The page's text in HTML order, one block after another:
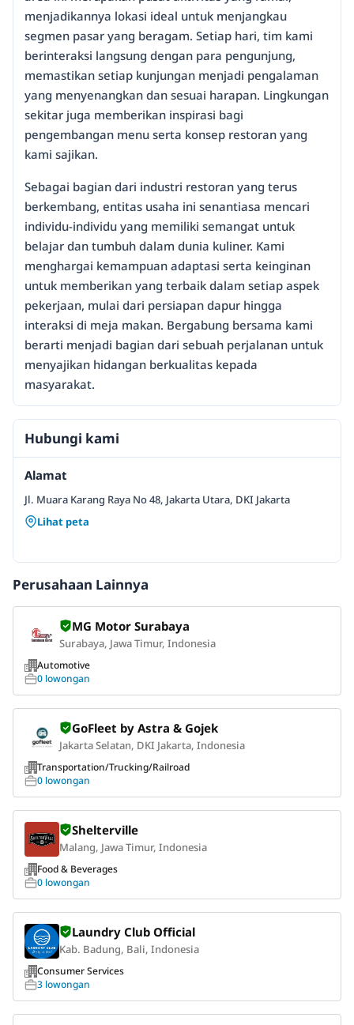
menjadikannya lokasi ideal untuk menjangkau
segmen pasar yang beragam. Setiap hari, tim kami
berinteraksi langsung dengan para pengunjung,
memastikan setiap kunjungan menjadi pengalaman
yang menyenangkan dan sesuai harapan. Lingkungan
sekitar juga memberikan inspirasi bagi
pengembangan menu serta konsep restoran yang
kami sajikan.
Sebagai bagian dari industri restoran yang terus
berkembang, entitas usaha ini senantiasa mencari
individu-individu yang memiliki semangat untuk
belajar dan tumbuh dalam dunia kuliner. Kami
menghargai kemampuan adaptasi serta keinginan
untuk memberikan yang terbaik dalam setiap aspek
pekerjaan, mulai dari persiapan dapur hingga
interaksi di meja makan. Bergabung bersama kami
berarti menjadi bagian dari sebuah perjalanan untuk
menyajikan hidangan berkualitas kepada
masyarakat.
Hubungi kami
Alamat
Jl. Muara Karang Raya No 48, Jakarta Utara, DKI Jakarta
Lihat peta
Perusahaan Lainnya
MG Motor Surabaya
Surabaya, Jawa Timur, Indonesia
Automotive
0 lowongan
GoFleet by Astra & Gojek
Jakarta Selatan, DKI Jakarta, Indonesia
Transportation/Trucking/Railroad
0 lowongan
Shelterville
Malang, Jawa Timur, Indonesia
Food & Beverages
0 lowongan
Laundry Club Official
Kab. Badung, Bali, Indonesia
Consumer Services
3 lowongan